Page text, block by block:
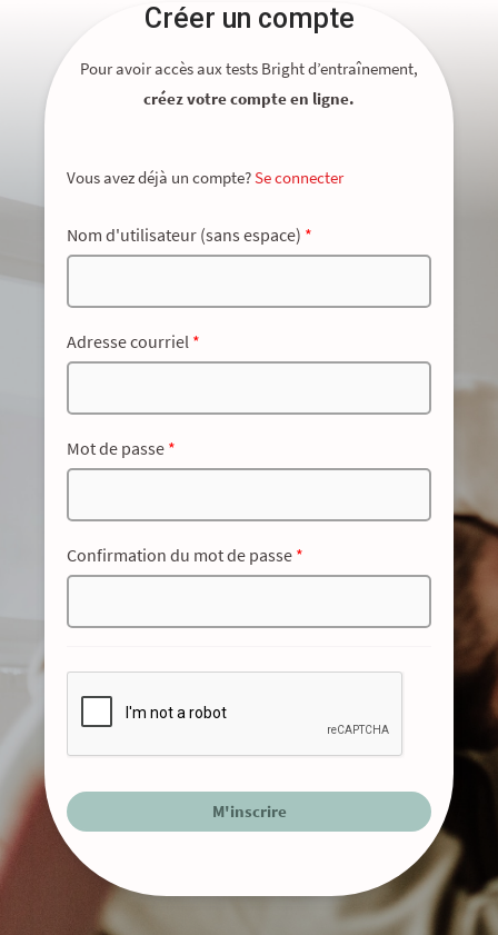
Créer un compte
Pour avoir accès aux tests Bright d’entraînement,
créez votre compte en ligne.
Vous avez déjà un compte?Se connecter
Nom d'utilisateur (sans espace) *
Adresse courriel *
Mot de passe *
Confirmation du mot de passe *